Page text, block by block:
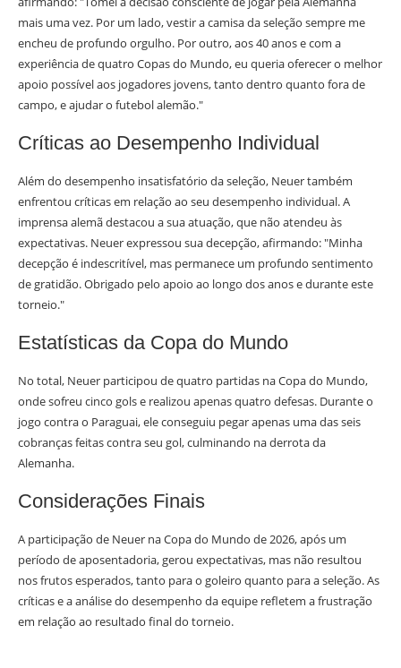
mais uma vez. Por um lado, vestir a camisa da seleção sempre me
encheu de profundo orgulho. Por outro, aos 40 anos e com a
experiência de quatro Copas do Mundo, eu queria oferecer o melhor
apoio possível aos jogadores jovens, tanto dentro quanto fora de
campo, e ajudar o futebol alemão."
Críticas ao Desempenho Individual
Além do desempenho insatisfatório da seleção, Neuer também
enfrentou críticas em relação ao seu desempenho individual. A
imprensa alemã destacou a sua atuação, que não atendeu às
expectativas. Neuer expressou sua decepção, afirmando: "Minha
decepção é indescritível, mas permanece um profundo sentimento
de gratidão. Obrigado pelo apoio ao longo dos anos e durante este
torneio."
Estatísticas da Copa do Mundo
No total, Neuer participou de quatro partidas na Copa do Mundo,
onde sofreu cinco gols e realizou apenas quatro defesas. Durante o
jogo contra o Paraguai, ele conseguiu pegar apenas uma das seis
cobranças feitas contra seu gol, culminando na derrota da
Alemanha.
Considerações Finais
A participação de Neuer na Copa do Mundo de 2026, após um
período de aposentadoria, gerou expectativas, mas não resultou
nos frutos esperados, tanto para o goleiro quanto para a seleção. As
críticas e a análise do desempenho da equipe refletem a frustração
em relação ao resultado final do torneio.